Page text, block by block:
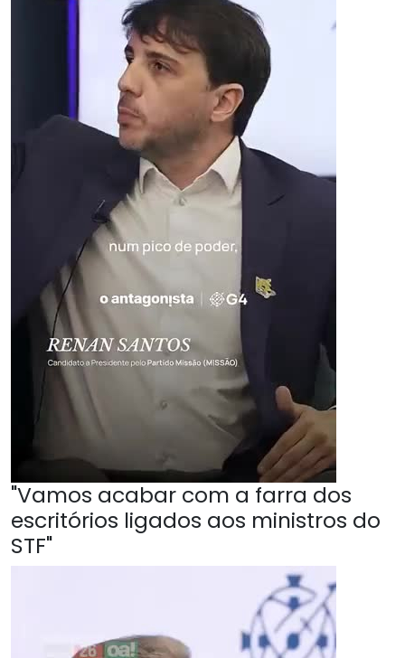
"Vamos acabar com a farra dos
escritórios ligados aos ministros do
STF"